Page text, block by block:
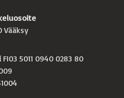
Vääksy
FI03 5011 0940 0283 80